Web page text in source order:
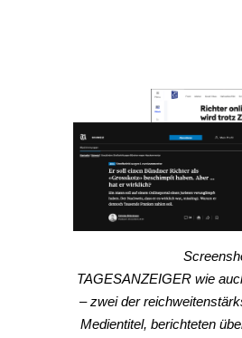
TAGESANZEIGER wie
– zwei der
Medientitel, berichteten